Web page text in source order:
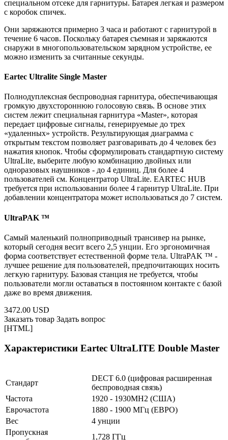
специальном отсеке для гарнитуры. Батарея легкая и размером
с коробок спичек.
Они заряжаются примерно 3 часа и работают с гарнитурой в
течение 6 часов. Поскольку батарея съемная и заряжаются
снаружи в многопользовательском зарядном устройстве, ее
можно изменить за считанные секунды.
Eartec Ultralite Single Master
Полнодуплексная беспроводная гарнитура, обеспечивающая
громкую двухстороннюю голосовую связь. В основе этих
систем лежит специальная гарнитура «Master», которая
передает цифровые сигналы, генерируемые до трех
«удаленных» устройств. Результирующая диаграмма с
открытым текстом позволяет разговаривать до 4 человек без
нажатия кнопок. Чтобы сформулировать стандартную систему
UltraLite, выберите любую комбинацию двойных или
одноразовых наушников - до 4 единиц. Для более 4
пользователей см. Концентратор UltraLite. EARTEC HUB
требуется при использовании более 4 гарнитур UltraLite. При
добавлении концентратора может использоваться до 7 систем.
UltraPAK ™
Самый маленький полноприводный трансивер на рынке,
который сегодня весит всего 2,5 унции. Его эргономичная
форма соответствует естественной форме тела. UltraPAK ™ -
лучшее решение для пользователей, предпочитающих носить
легкую гарнитуру. Базовая станция не требуется, чтобы
пользователи могли оставаться в постоянном контакте с базой
даже во время движения.
3472.00 USD
Заказать товар Задать вопрос
[HTML]
Характеристики Eartec UltraLITE Double Master
Стандарт
DECT 6.0 (цифровая расширенная
беспроводная связь)
Частота
1920 - 1930MH2 (США)
Еврочастота
1880 - 1900 МГц (ЕВРО)
Вес
4 унции
Пропускная
1,728 ГГц